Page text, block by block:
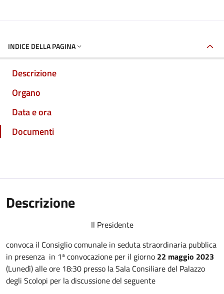
INDICE DELLA PAGINA
Descrizione
Organo
Data e ora
Documenti
Descrizione
Il Presidente
convoca il Consiglio comunale in seduta straordinaria pubblica
in presenza in 1ª convocazione per il giorno 22 maggio 2023
(Lunedì) alle ore 18:30 presso la Sala Consiliare del Palazzo
degli Scolopi per la discussione del seguente